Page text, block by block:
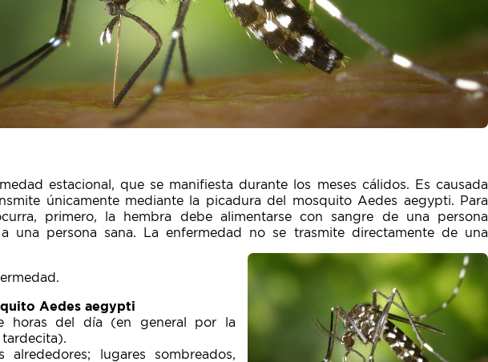
estacional, que se manifiesta durante los meses cálidos. Es causada
únicamente mediante la picadura del mosquito Aedes aegypti. Para
primero, la hembra debe alimentarse con sangre de una persona
una persona sana. La enfermedad no se trasmite directamente de una
Aedes aegypti
horas del día (en general por la
lugares sombreados,